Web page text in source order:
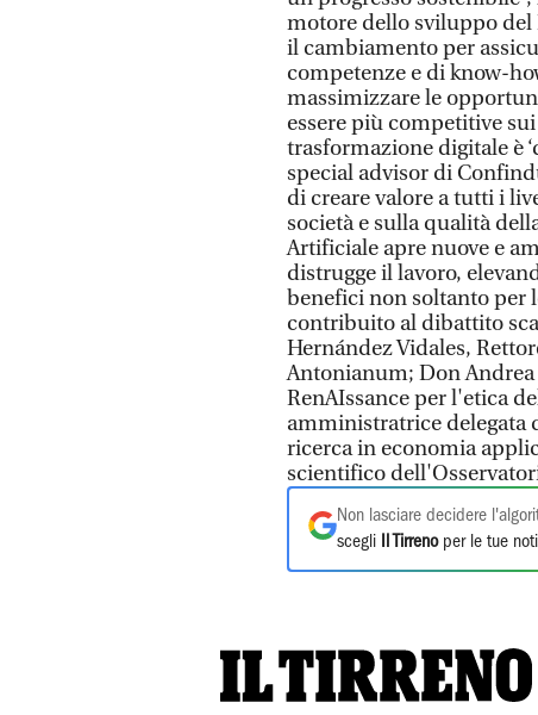
motore dello sviluppo del
il cambiamento per
competenze e di know-
massimizzare le
essere più competitive
trasformazione digitale è
special advisor di
di creare valore a tutti i
società e sulla qualità
Artificiale apre nuove e
distrugge il lavoro,
benefici non soltanto per
contribuito al dibattito
Hernández Vidales,
Antonianum; Don Andrea
RenAIssance per l'etica
amministratrice delegata
ricerca in economia
scientifico
Non lasciare decidere
scegli
Il Tirrenoper le tue